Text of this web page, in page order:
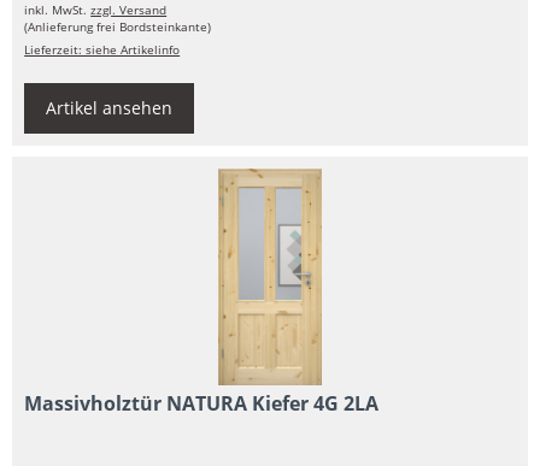
inkl. MwSt.zzgl. Versand
(Anlieferung frei Bordsteinkante)
Lieferzeit: siehe Artikelinfo
Artikel ansehen
Massivholztür NATURA Kiefer 4G 2LA